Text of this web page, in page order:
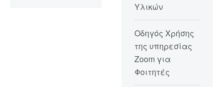
Υλικών
Οδηγός Χρήσης
της υπηρεσίας
Zoom για
Φοιτητές